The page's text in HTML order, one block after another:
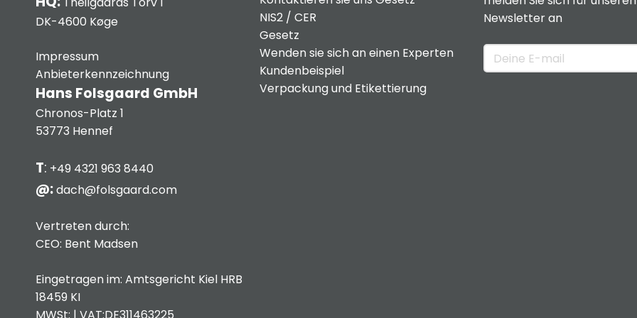
DK-4600 Køge
Impressum
Anbieterkennzeichnung
Hans Folsgaard GmbH
Chronos-Platz 1
53773 Hennef
T: +49 4321 963 8440
@:dach@folsgaard.com
Vertreten durch:
CEO: Bent Madsen
Eingetragen im: Amtsgericht Kiel HRB
18459 KI
NIS2 / CER
Gesetz
Wenden sie sich an einen Experten
Kundenbeispiel
Verpackung und Etikettierung
Newsletter an